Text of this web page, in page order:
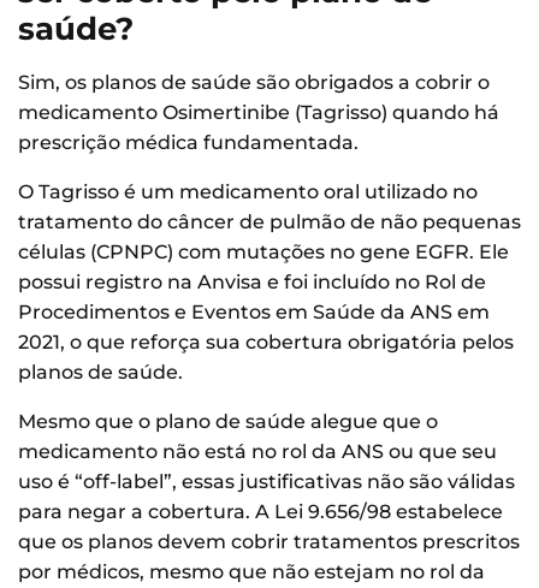
saúde?
Sim, os planos de saúde são obrigados a cobrir o
medicamento Osimertinibe (Tagrisso) quando há
prescrição médica fundamentada.
O Tagrisso é um medicamento oral utilizado no
tratamento do câncer de pulmão de não pequenas
células (CPNPC) com mutações no gene EGFR. Ele
possui registro na Anvisa e foi incluído no Rol de
Procedimentos e Eventos em Saúde da ANS em
2021, o que reforça sua cobertura obrigatória pelos
planos de saúde.
Mesmo que o plano de saúde alegue que o
medicamento não está no rol da ANS ou que seu
uso é “off-label”, essas justificativas não são válidas
para negar a cobertura. A Lei 9.656/98 estabelece
que os planos devem cobrir tratamentos prescritos
por médicos, mesmo que não estejam no rol da